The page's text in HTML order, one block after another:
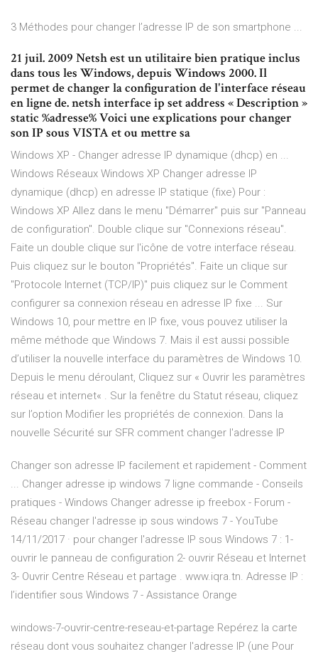
3 Méthodes pour changer l’adresse IP de son smartphone ...
21 juil. 2009 Netsh est un utilitaire bien pratique inclus
dans tous les Windows, depuis Windows 2000. Il
permet de changer la configuration de l'interface réseau
en ligne de. netsh interface ip set address « Description »
static %adresse% Voici une explications pour changer
son IP sous VISTA et ou mettre sa
Windows XP - Changer adresse IP dynamique (dhcp) en ...
Windows Réseaux Windows XP Changer adresse IP
dynamique (dhcp) en adresse IP statique (fixe) Pour :
Windows XP Allez dans le menu "Démarrer" puis sur "Panneau
de configuration". Double clique sur "Connexions réseau".
Faite un double clique sur l'icône de votre interface réseau.
Puis cliquez sur le bouton "Propriétés". Faite un clique sur
"Protocole Internet (TCP/IP)" puis cliquez sur le Comment
configurer sa connexion réseau en adresse IP fixe ... Sur
Windows 10, pour mettre en IP fixe, vous pouvez utiliser la
même méthode que Windows 7. Mais il est aussi possible
d’utiliser la nouvelle interface du paramètres de Windows 10.
Depuis le menu déroulant, Cliquez sur « Ouvrir les paramètres
réseau et internet« . Sur la fenêtre du Statut réseau, cliquez
sur l’option Modifier les propriétés de connexion. Dans la
nouvelle Sécurité sur SFR comment changer l'adresse IP
Changer son adresse IP facilement et rapidement - Comment
... Changer adresse ip windows 7 ligne commande - Conseils
pratiques - Windows Changer adresse ip freebox - Forum -
Réseau changer l'adresse ip sous windows 7 - YouTube
14/11/2017 · pour changer l'adresse IP sous Windows 7 : 1-
ouvrir le panneau de configuration 2- ouvrir Réseau et Internet
3- Ouvrir Centre Réseau et partage . www.iqra.tn. Adresse IP :
l’identifier sous Windows 7 - Assistance Orange
windows-7-ouvrir-centre-reseau-et-partage Repérez la carte
réseau dont vous souhaitez changer l'adresse IP (une Pour